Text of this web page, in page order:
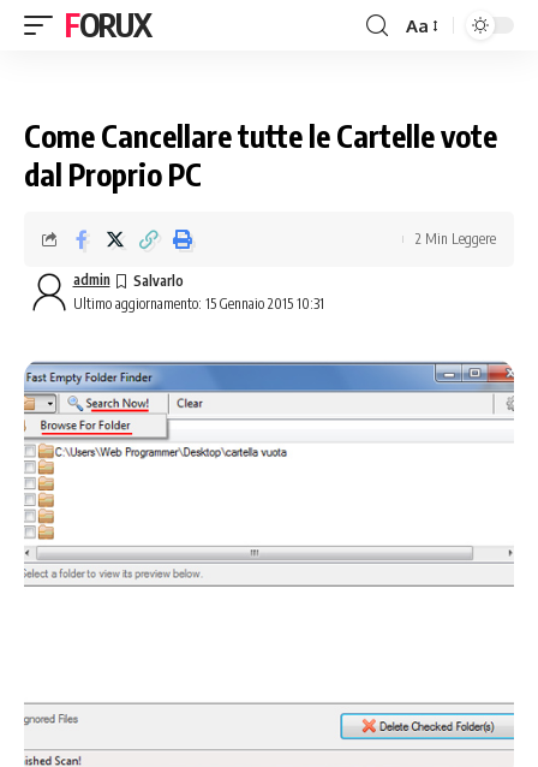
FORUX Aa
Come Cancellare tutte le Cartelle vote
dal Proprio PC
Ultimo aggiornamento: 15 Gennaio 2015 10:31
admin
2 Min Leggere